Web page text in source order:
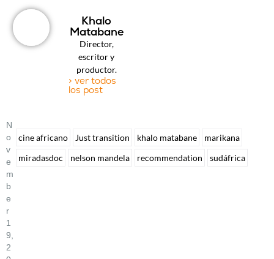
Khalo
Matabane
Director,
escritor y
productor.
> ver todos
los post
N
O
V
E
M
B
E
R
1
9,
2
cine africano Just transition khalo matabane
marikana
miradasdoc
nelson mandela recommendation sudáfrica